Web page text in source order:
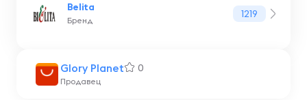
Glory Planet 0
Продавец
Belita
Бренд
1219